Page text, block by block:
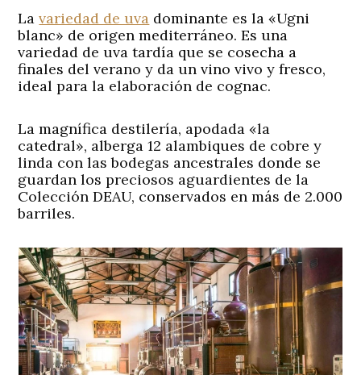
Lavariedad de uva dominante es la «Ugni
blanc» de origen mediterráneo. Es una
variedad de uva tardía que se cosecha a
finales del verano y da un vino vivo y fresco,
ideal para la elaboración de cognac.
La magnífica destilería, apodada «la
catedral», alberga 12 alambiques de cobre y
linda con las bodegas ancestrales donde se
guardan los preciosos aguardientes de la
Colección DEAU, conservados en más de 2.000
barriles.